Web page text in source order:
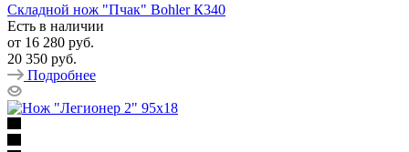
Складной нож "Пчак" Bohler К340
Есть в наличии
от 16 280 руб.
20 350 руб.
Подробнее